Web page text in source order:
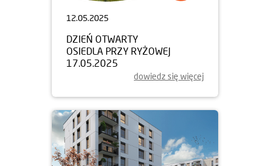
12.05.2025
DZIEŃ OTWARTY
OSIEDLA PRZY RYŻOWEJ
17.05.2025
dowiedz się więcej